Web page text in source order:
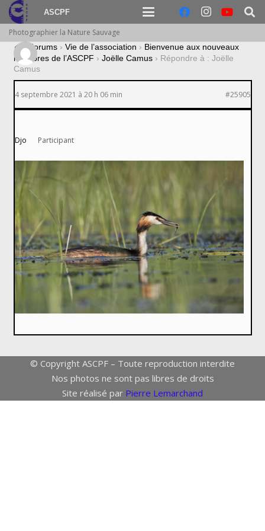
ASCPF
Photographier la Nature Sauvage
› Forums › Vie de l’association › Bienvenue aux nouveaux
membres de l’ASCPF › Joëlle Camus › Répondre à : Joëlle
Camus
4 septembre 2021 à 20 h 06 min #25905
Djo Participant
© Copyright ASCPF – Toute reproduction interdite
Nos photos ne sont pas libres de droits
Site réalisé par Pierre Lemarchand